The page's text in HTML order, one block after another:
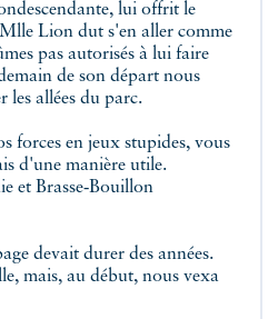
lui offrit le
Lion dut s'en aller comme
pas autorisés à lui faire
de son départ nous
les allées du parc.
forces en jeux stupides, vous
d'une manière utile.
et Brasse‑Bouillon
devait durer des années.
mais, au début, nous vexa